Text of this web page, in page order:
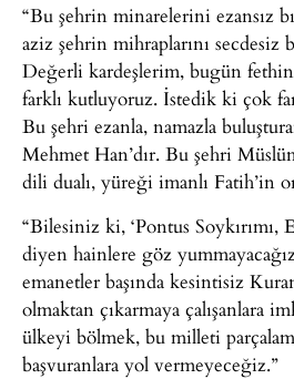
“Bu şehrin minarelerini ezansız
aziz şehrin mihraplarını secdesiz
Değerli kardeşlerim, bugün
farklı kutluyoruz. İstedik ki çok
Bu şehri ezanla, namazla
Mehmet Han’dır. Bu şehri
dili dualı, yüreği imanlı Fatih’in
“Bilesiniz ki, ‘Pontus Soykırımı,
diyen hainlere göz
emanetler başında kesintisiz
olmaktan çıkarmaya çalışanlara
ülkeyi bölmek, bu milleti
başvuranlara yol vermeyeceğiz.”